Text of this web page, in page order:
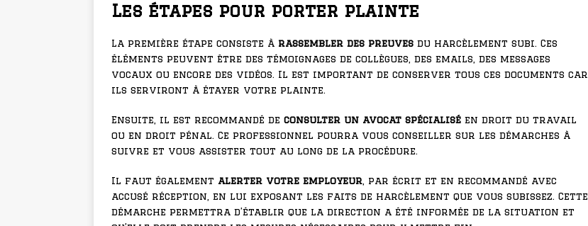
Les étapes pour porter plainte
La première étape consiste à rassembler des preuves du harcèlement subi. Ces
éléments peuvent être des témoignages de collègues, des emails, des messages
vocaux ou encore des vidéos. Il est important de conserver tous ces documents car
ils serviront à étayer votre plainte.
Ensuite, il est recommandé de consulter un avocat spécialisé en droit du travail
ou en droit pénal. Ce professionnel pourra vous conseiller sur les démarches à
suivre et vous assister tout au long de la procédure.
Il faut également alerter votre employeur , par écrit et en recommandé avec
accusé réception, en lui exposant les faits de harcèlement que vous subissez. Cette
démarche permettra d’établir que la direction a été informée de la situation et